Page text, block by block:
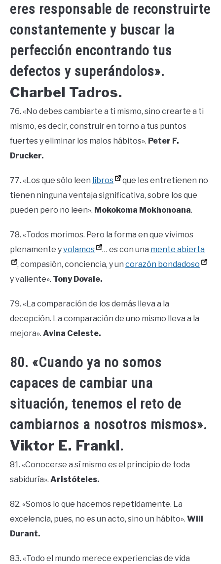
eres responsable de reconstruirte
constantemente y buscar la
perfección encontrando tus
defectos y superándolos».
Charbel Tadros.
76. «No debes cambiarte a ti mismo, sino crearte a ti
mismo, es decir, construir en torno a tus puntos
fuertes y eliminar los malos hábitos». Peter F.
Drucker.
77. «Los que sólo leen libros
que les entretienen no
tienen ninguna ventaja significativa, sobre los que
pueden pero no leen». Mokokoma Mokhonoana.
78. «Todos morimos. Pero la forma en que vivimos
plenamente yvolamos … es con una mente abierta
, compasión, conciencia, y un corazón bondadoso
y valiente». Tony Dovale.
79. «La comparación de los demás lleva a la
decepción. La comparación de uno mismo lleva a la
mejora». Avina Celeste.
80. «Cuando ya no somos
capaces de cambiar una
situación, tenemos el reto de
cambiarnos a nosotros mismos».
Viktor E. Frankl.
81. «Conocerse a sí mismo es el principio de toda
sabiduría». Aristóteles.
82. «Somos lo que hacemos repetidamente. La
excelencia, pues, no es un acto, sino un hábito». Will
Durant.
83. «Todo el mundo merece experiencias de vida